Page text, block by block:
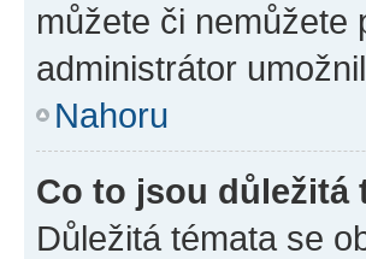
můžete či nemůžete
administrátor
Nahoru
Co to jsou důležitá
Důležitá témata se